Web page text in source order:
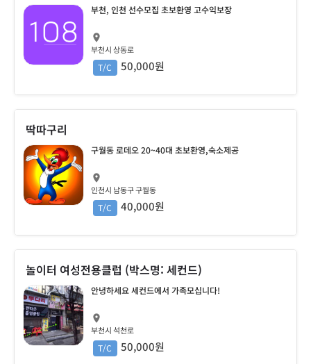
부천, 인천 선수모집 초보환영 고수익보장
부천시 상동로
T/C 50,000원
딱따구리
구월동 로데오 20~40대 초보환영,숙소제공
인천시 남동구 구월동
T/C 40,000원
놀이터 여성전용클럽 (박스명: 세컨드)
안녕하세요 세컨드에서 가족모십니다!
부천시 석천로
T/C 50,000원